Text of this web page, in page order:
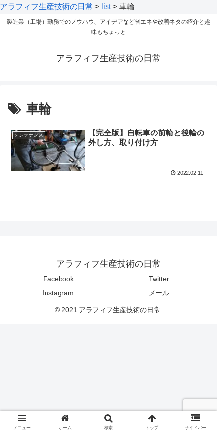
アラフィフ生産技術の日常 > list> 車輪
製造業（工場）勤務でのノウハウ、アイデアなど省エネや改善ネタの紹介と趣
味もちょっと
アラフィフ生産技術の日常
車輪
メンテナンス
【完全版】自転車の前輪と後輪の
外し方、取り付け方
2022.02.11
アラフィフ生産技術の日常
Facebook
Twitter
Instagram
メール
© 2021 アラフィフ生産技術の日常.
メニュー ホーム 検索 トップ サイドバー